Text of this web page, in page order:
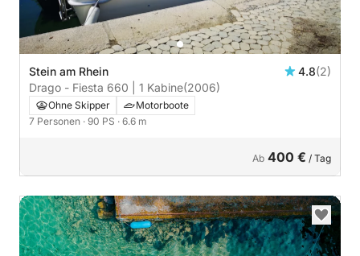
Stein am Rhein 4.8(2)
Drago - Fiesta 660 | 1 Kabine(2006)
Ohne Skipper
Motorboote
7 Personen · 90 PS · 6.6 m
Ab 400 € / Tag